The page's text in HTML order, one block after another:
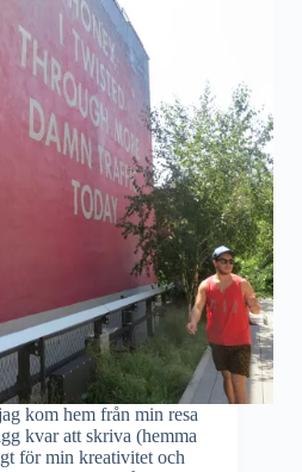
kom hem från min resa
kvar att skriva (hemma
för min kreativitet och